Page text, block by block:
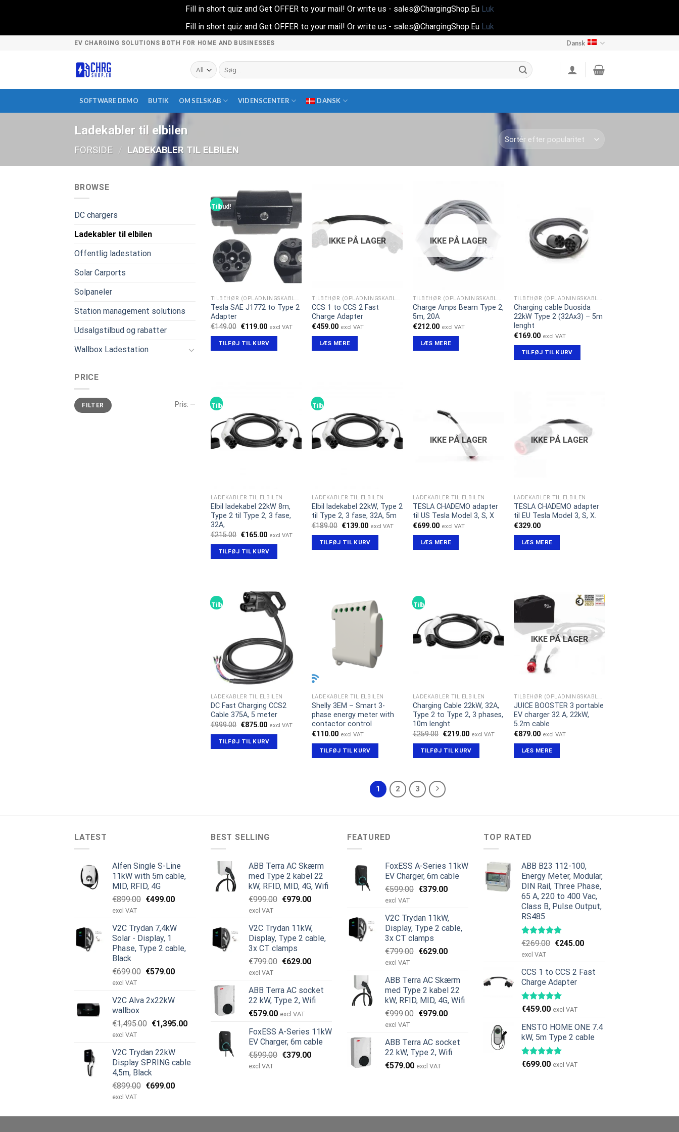
Fill in short quiz and Get OFFER to your mail! Or write us - sales@ChargingShop.Eu Luk
Fill in short quiz and Get OFFER to your mail! Or write us - sales@ChargingShop.Eu Luk
EV CHARGING SOLUTIONS BOTH FOR HOME AND BUSINESSES Dansk
Søg
efter:
SOFTWARE DEMO BUTIK OM SELSKAB VIDENSCENTER DANSK
Ladekabler til elbilen
FORSIDE / LADEKABLER TIL ELBILEN
BROWSE
DC chargers
Ladekabler til elbilen
Offentlig ladestation
Solar Carports
Solpaneler
Station management solutions
Udsalgstilbud og rabatter
Wallbox Ladestation
PRICE
Mindste
pris
Højeste
prisFILTER Pris: —
Tilbud!
TILBEHØR (OPLADNINGSKABLER)
Tesla SAE J1772 to Type 2
Adapter
€149.00 Den
pris
var:
€119.00Den
pris
er:
excl VAT
TILFØJ TIL KURV
IKKE PÅ LAGER
TILBEHØR (OPLADNINGSKABLER)
CCS 1 to CCS 2 Fast
Charge Adapter
€459.00 excl VAT
LÆS MERE
IKKE PÅ LAGER
TILBEHØR (OPLADNINGSKABLER)
Charge Amps Beam Type 2,
5m, 20A
€212.00 excl VAT
LÆS MERE
TILBEHØR (OPLADNINGSKABLER)
Charging cable Duosida
22kW Type 2 (32Ax3) – 5m
lenght
€169.00 excl VAT
TILFØJ TIL KURV
Tilbud!
LADEKABLER TIL ELBILEN
Elbil ladekabel 22kW 8m,
Type 2 til Type 2, 3 fase,
32A,
€215.00 Den
pris
var:
€165.00Den
pris
er:
excl VAT
TILFØJ TIL KURV
Tilbud!
LADEKABLER TIL ELBILEN
Elbil ladekabel 22kW, Type 2
til Type 2, 3 fase, 32A, 5m
€189.00 Den
pris
var:
€139.00Den
pris
er:
excl VAT
TILFØJ TIL KURV
IKKE PÅ LAGER
LADEKABLER TIL ELBILEN
TESLA CHADEMO adapter
til US Tesla Model 3, S, X
€699.00 excl VAT
LÆS MERE
IKKE PÅ LAGER
LADEKABLER TIL ELBILEN
TESLA CHADEMO adapter
til EU Tesla Model 3, S, X.
€329.00
LÆS MERE
Tilbud!
LADEKABLER TIL ELBILEN
DC Fast Charging CCS2
Cable 375A, 5 meter
€999.00 Den
pris
var:
€875.00Den
pris
er:
excl VAT
TILFØJ TIL KURV
LADEKABLER TIL ELBILEN
Shelly 3EM – Smart 3-
phase energy meter with
contactor control
€110.00 excl VAT
TILFØJ TIL KURV
Tilbud!
LADEKABLER TIL ELBILEN
Charging Cable 22kW, 32A,
Type 2 to Type 2, 3 phases,
10m lenght
€259.00 Den
pris
var:
€219.00Den
pris
er:
excl VAT
TILFØJ TIL KURV
IKKE PÅ LAGER
TILBEHØR (OPLADNINGSKABLER)
JUICE BOOSTER 3 portable
EV charger 32 A, 22kW,
5.2m cable
€879.00 excl VAT
LÆS MERE
1 2 3
LATEST
Alfen Single S-Line
11kW with 5m cable,
MID, RFID, 4G
€899.00 Den
var:
€899.00.
€499.00Den
er:
excl VAT
V2C Trydan 7,4kW
Solar - Display, 1
Phase, Type 2 cable,
Black
€699.00 Den
var:
€579.00Den
er:
excl VAT
V2C Alva 2x22kW
wallbox
€1,495.00 Den
var:
€1,495.00.
€1,395.00Den
€1,395.00.
excl VAT
V2C Trydan 22kW
Display SPRING cable
4,5m, Black
€899.00 Den
var:
€699.00Den
er:
excl VAT
BEST SELLING
ABB Terra AC Skærm
med Type 2 kabel 22
kW, RFID, MID, 4G, Wifi
€999.00 Den
var:
€999.00.
€979.00Den
er:
€979.00.
excl VAT
V2C Trydan 11kW,
Display, Type 2 cable,
3x CT clamps
€799.00 Den
var:
€799.00.
€629.00Den
er:
€629.00.
excl VAT
ABB Terra AC socket
22 kW, Type 2, Wifi
€579.00 excl VAT
FoxESS A-Series 11kW
EV Charger, 6m cable
€599.00 Den
€379.00Den
excl VAT
FEATURED
FoxESS A-Series 11kW
EV Charger, 6m cable
€599.00 Den
var:
€599.00.
€379.00Den
er:
€379.00.
excl VAT
V2C Trydan 11kW,
Display, Type 2 cable,
3x CT clamps
€799.00 Den
var:
€799.00.
€629.00Den
er:
€629.00.
excl VAT
ABB Terra AC Skærm
med Type 2 kabel 22
kW, RFID, MID, 4G, Wifi
€999.00 Den
var:
€999.00.
€979.00Den
er:
€979.00.
excl VAT
ABB Terra AC socket
22 kW, Type 2, Wifi
€579.00 excl VAT
TOP RATED
ABB B23 112-100,
Energy Meter, Modular,
DIN Rail, Three Phase,
65 A, 220 to 400 Vac,
Class B, Pulse Output,
RS485
€269.00 Den
var:
€269.00.
€245.00Den
er:
excl VAT
CCS 1 to CCS 2 Fast
Charge Adapter
€459.00 excl VAT
ENSTO HOME ONE 7.4
kW, 5m Type 2 cable
€699.00 excl VAT